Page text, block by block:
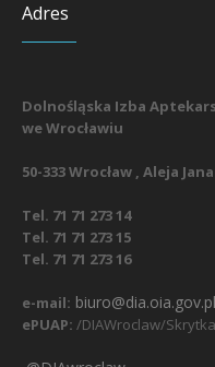
Adres
Dolnośląska Izba
we Wrocławiu
50-333 Wrocław , Aleja
Tel. 71 71 273 14
Tel. 71 71 273 15
Tel. 71 71 273 16
e-mail: biuro@dia.oia.gov.pl
ePUAP: /DIAWroclaw/